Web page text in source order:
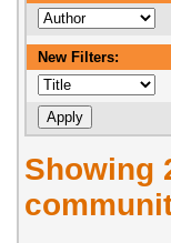
New Filters:
Showing